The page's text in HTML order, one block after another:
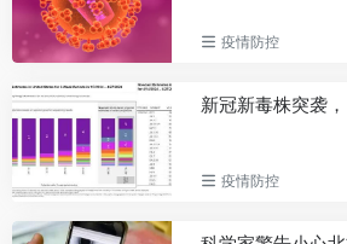
疫情防控
疫情防控